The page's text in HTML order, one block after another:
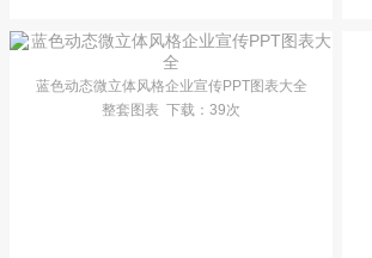
蓝色动态微立体风格企业宣传PPT图表大全
整套图表 下载 ：39次